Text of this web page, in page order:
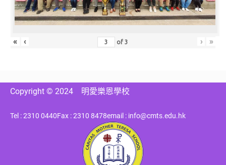
« ‹ of3 › »
Copyright © 2024 明愛樂恩學校
Tel : 2310 0440Fax : 2310 8478email : info@cmts.edu.hk